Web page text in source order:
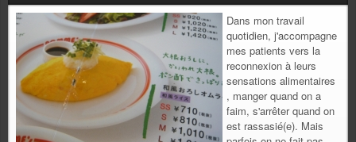
Dans mon travail
quotidien, j'accompagne
mes patients vers la
reconnexion à leurs
sensations alimentaires
, manger quand on a
faim, s'arrêter quand on
est rassasié(e). Mais